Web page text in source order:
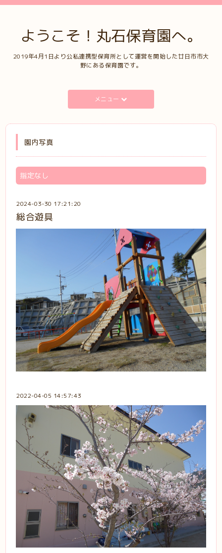
ようこそ！丸石保育園へ。
2019年4月1日より公私連携型保育所として運営を開始した廿日市市大
野にある保育園です。
メニュー
園内写真
指定なし
2024-03-30 17:21:20
総合遊具
2022-04-05 14:57:43